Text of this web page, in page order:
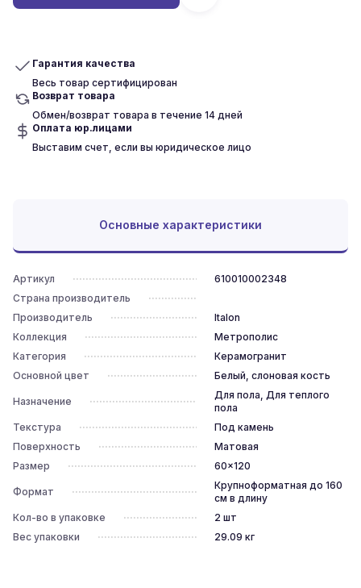
Гарантия качества
Весь товар сертифицирован
Возврат товара
Обмен/возврат товара в течение 14 дней
Оплата юр.лицами
Выставим счет, если вы юридическое лицо
Основные характеристики
Артикул
610010002348
Страна производитель
Производитель
Italon
Коллекция
Метрополис
Категория
Керамогранит
Основной цвет
Белый, слоновая кость
Назначение
Для пола, Для теплого
пола
Текстура
Под камень
Поверхность
Матовая
Размер
60x120
Формат
Крупноформатная до 160
см в длину
Кол-во в упаковке
2 шт
Вес упаковки
29.09 кг